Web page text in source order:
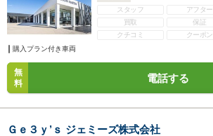
スタッフ
アフター
買取
保証
クチコミ
クーポン
購入プラン付き車両
無
料
電話する
Ｇｅ３ｙ’ｓ ジェミーズ株式会社